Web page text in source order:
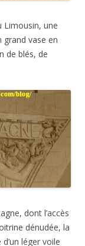
Limousin, une
vase en
de blés, de
dont l’accès
dénudée, la
léger voile